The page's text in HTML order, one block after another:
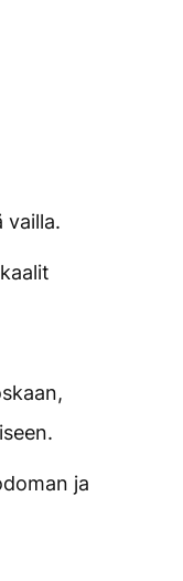
vailla.
ja